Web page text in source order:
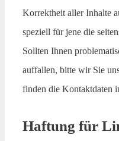
Korrektheit aller Inhalte
speziell für jene die
Sollten Ihnen
auffallen, bitte wir Sie
finden die Kontaktdaten
Haftung für